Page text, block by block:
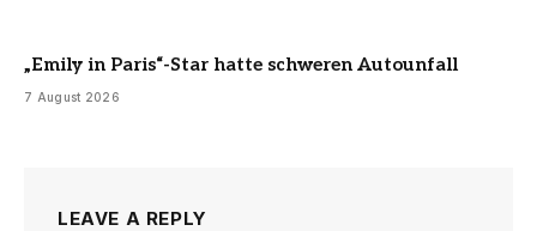
„Emily in Paris“-Star hatte schweren Autounfall
7 August 2026
LEAVE A REPLY